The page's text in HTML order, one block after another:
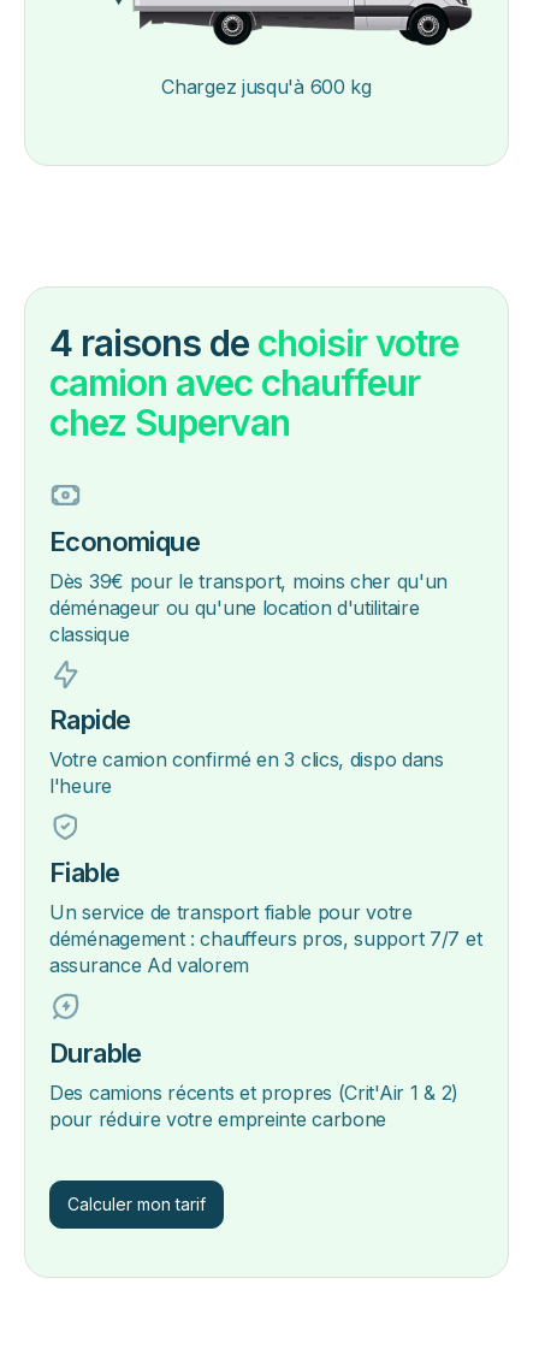
Chargez jusqu'à 600 kg
4 raisons de choisir votre
camion avec chauffeur
chez Supervan
Economique
Dès 39€ pour le transport, moins cher qu'un
déménageur ou qu'une location d'utilitaire
classique
Rapide
Votre camion confirmé en 3 clics, dispo dans
l'heure
Fiable
Un service de transport fiable pour votre
déménagement : chauffeurs pros, support 7/7 et
assurance Ad valorem
Durable
Des camions récents et propres (Crit'Air 1 & 2)
pour réduire votre empreinte carbone
Calculer mon tarif